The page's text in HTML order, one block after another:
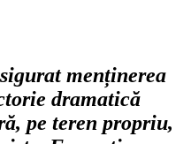
menținerea
dramatică
pe teren propriu,